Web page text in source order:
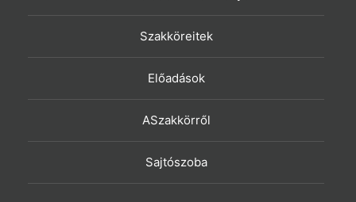
Szakköreitek
Előadások
ASzakkörről
Sajtószoba